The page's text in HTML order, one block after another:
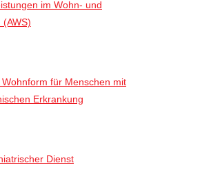
im Wohn- und
für Menschen mit
Erkrankung
Dienst